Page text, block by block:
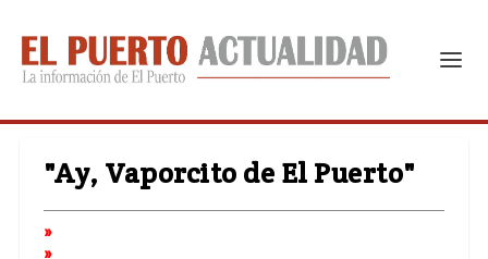
"Ay, Vaporcito de El Puerto"